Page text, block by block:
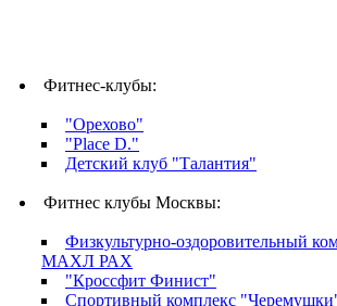
Фитнес-клубы:
"Орехово"
"Place D."
Детский клуб "Талантия"
Фитнес клубы Москвы:
Физкультурно-оздоровительный
МАХЛ РАХ
"Кроссфит Финист"
Спортивный комплекс